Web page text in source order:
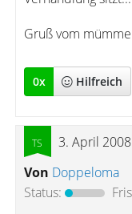
Gruß vom
0x Hilfreich
3. April
Von Doppeloma
Status: